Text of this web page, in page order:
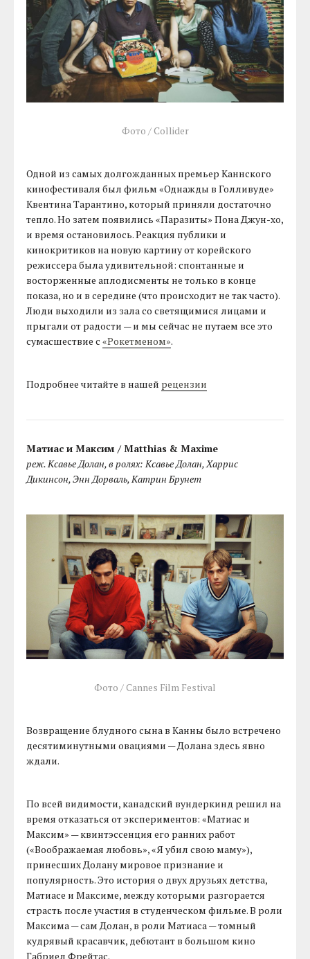
Фото / Collider
Одной из самых долгожданных премьер Каннского
кинофестиваля был фильм «Однажды в Голливуде»
Квентина Тарантино, который приняли достаточно
тепло. Но затем появились «Паразиты» Пона Джун-хо,
и время остановилось. Реакция публики и
кинокритиков на новую картину от корейского
режиссера была удивительной: спонтанные и
восторженные аплодисменты не только в конце
показа, но и в середине (что происходит не так часто).
Люди выходили из зала со светящимися лицами и
прыгали от радости — и мы сейчас не путаем все это
сумасшествие с«Рокетменом».
Подробнее читайте в нашей рецензии
Матиас и Максим / Matthias & Maxime
реж. Ксавье Долан, в ролях: Ксавье Долан, Харрис
Дикинсон, Энн Дорваль, Катрин Брунет
Фото / Cannes Film Festival
Возвращение блудного сына в Канны было встречено
десятиминутными овациями — Долана здесь явно
ждали.
По всей видимости, канадский вундеркинд решил на
время отказаться от экспериментов: «Матиас и
Максим» — квинтэссенция его ранних работ
(«Воображаемая любовь», «Я убил свою маму»),
принесших Долану мировое признание и
популярность. Это история о двух друзьях детства,
Матиасе и Максиме, между которыми разгорается
страсть после участия в студенческом фильме. В роли
Максима — сам Долан, в роли Матиаса — томный
кудрявый красавчик, дебютант в большом кино
Габриел Фрейтас.